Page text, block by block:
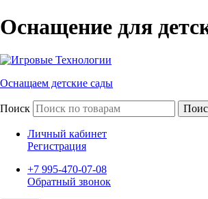
Оснащение для
Оснащаем детские сады
Поиск
Личный кабинет
Регистрация
+7 995-470-07-08
Обратный звонок